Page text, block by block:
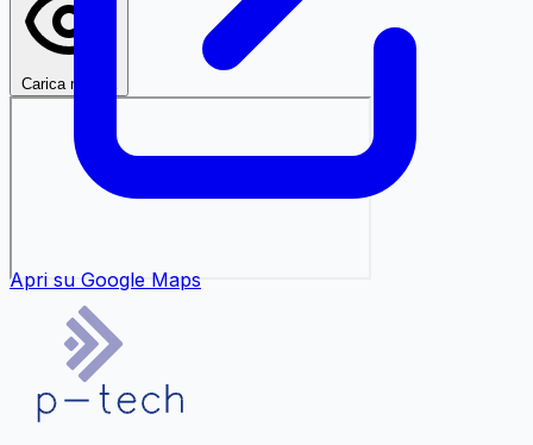
Carica mappa
Apri su Google Maps